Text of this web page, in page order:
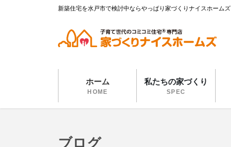
新築住宅を水戸市で検討中ならやっぱり家づくりナイスホームズ
ホーム
HOME
私たちの家づくり
SPEC
ブログ